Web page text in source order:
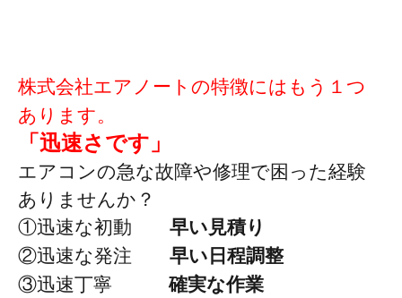
株式会社エアノートの特徴にはもう１つ
あります。
「迅速さです」
エアコンの急な故障や修理で困った経験
ありませんか？
①迅速な初動 早い見積り
②迅速な発注 早い日程調整
③迅速丁寧確実な作業